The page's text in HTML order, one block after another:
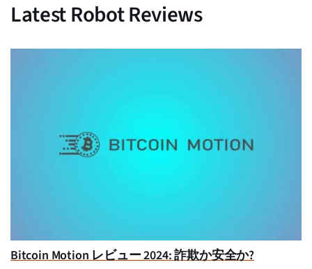
Latest Robot Reviews
Bitcoin Motion レビュー 2024: 詐欺か安全か?